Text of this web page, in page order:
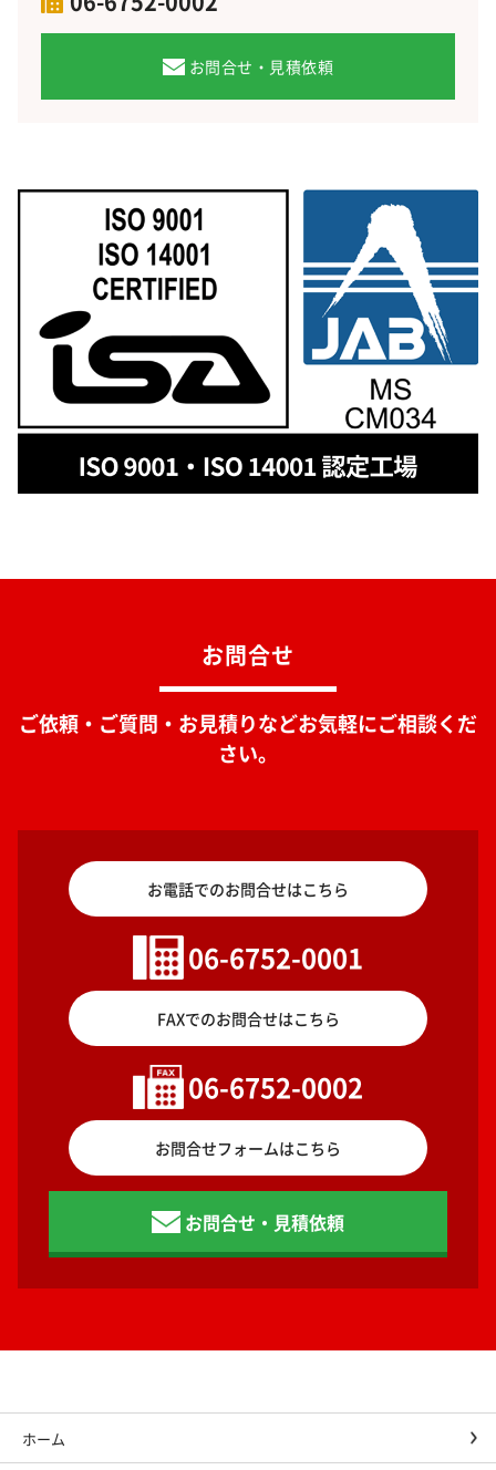
お問合せ・見積依頼
お問合せ
ご依頼・ご質問・お見積りなどお気軽にご相談くだ
さい。
お電話でのお問合せはこちら
06-6752-0001
FAXでのお問合せはこちら
06-6752-0002
お問合せフォームはこちら
お問合せ・見積依頼
ホーム